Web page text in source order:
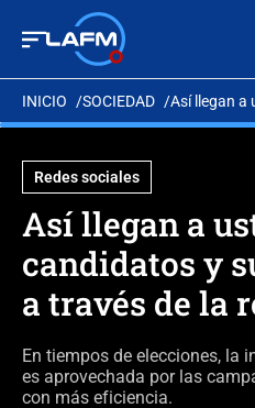
INICIO SOCIEDAD Así llegan a
Redes sociales
Así llegan a
candidatos y
a través de la
En tiempos de elecciones, la
es aprovechada por las
con más eficiencia.